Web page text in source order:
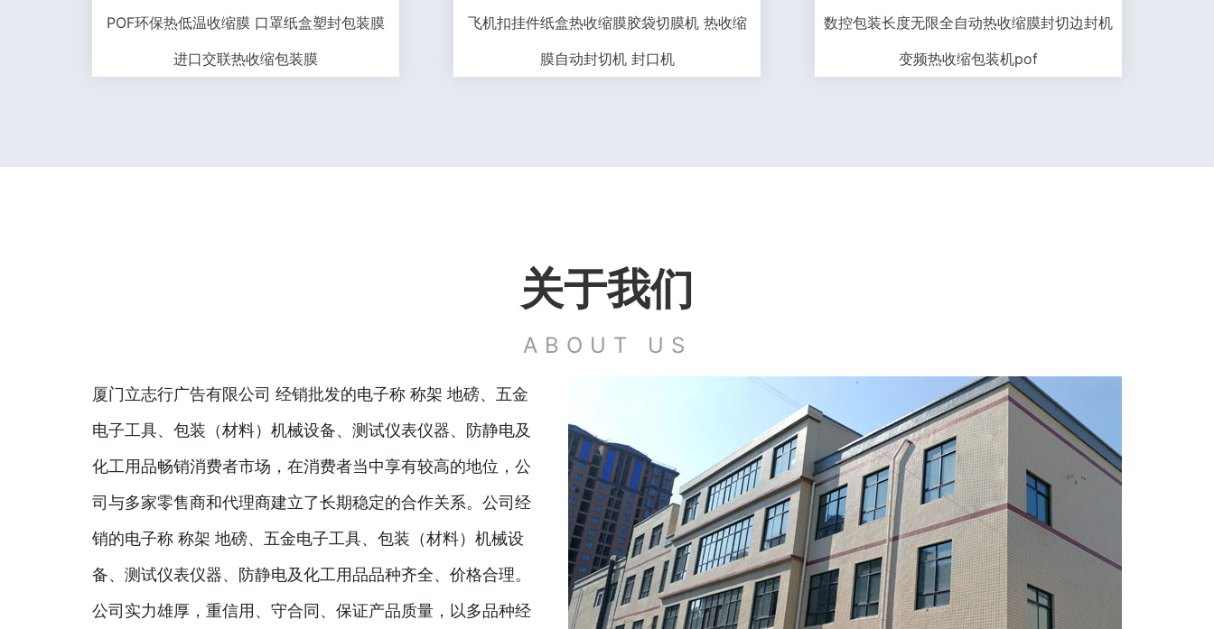
POF环保热低温收缩膜 口罩纸盒塑封包装膜
进口交联热收缩包装膜
飞机扣挂件纸盒热收缩膜胶袋切膜机 热收缩
膜自动封切机 封口机
数控包装长度无限全自动热收缩膜封切边封机
变频热收缩包装机pof
关于我们
ABOUT US
厦门立志行广告有限公司 经销批发的电子称 称架 地磅、五金
电子工具、包装（材料）机械设备、测试仪表仪器、防静电及
化工用品畅销消费者市场，在消费者当中享有较高的地位，公
司与多家零售商和代理商建立了长期稳定的合作关系。公司经
销的电子称 称架 地磅、五金电子工具、包装（材料）机械设
备、测试仪表仪器、防静电及化工用品品种齐全、价格合理。
公司实力雄厚，重信用、守合同、保证产品质量，以多品种经